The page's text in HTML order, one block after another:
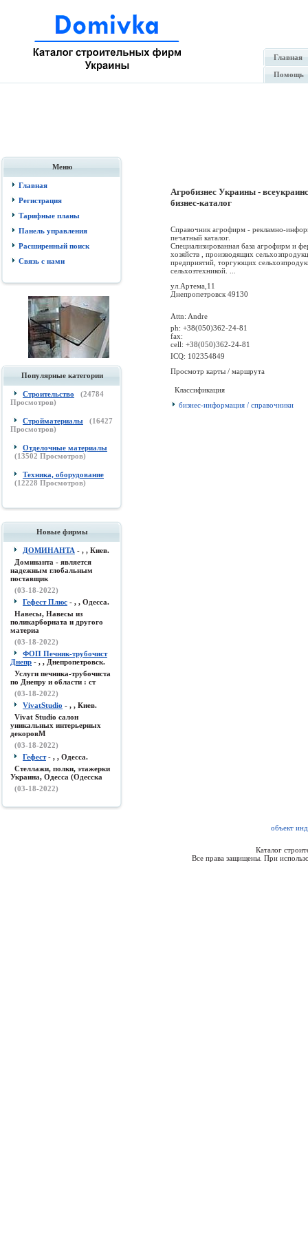
Главная
Помощь
Меню
Главная
Регистрация
Тарифные планы
Панель управления
Расширенный поиск
Связь с нами
Популярные категории
Строительство (24784
Просмотров)
Стройматериалы (16427
Просмотров)
Отделочные материалы
(13502 Просмотров)
Техника, оборудование
(12228 Просмотров)
Новые фирмы
ДОМИНАНТА - , , Киев.
Доминанта - является
надежным глобальным
поставщик
(03-18-2022)
Гефест Плюс - , , Одесса.
Навесы, Навесы из
поликарборната и другого
материа
(03-18-2022)
ФОП Печник-трубочист
Днепр - , , Днепропетровск.
Услуги печника-трубочиста
по Днепру и области : ст
(03-18-2022)
VivatStudio - , , Киев.
Vivat Studio салон
уникальных интерьерных
декоровМ
(03-18-2022)
Гефест- , , Одесса.
Стеллажи, полки, этажерки
Украина, Одесса (Одесска
(03-18-2022)
Агробизнес Украины -
бизнес-каталог
Справочник агрофирм - рекламно-
печатный каталог.
Специализированная база агрофирм и
хозяйств , производящих
предприятий, торгующих
сельхозтехникой. ...
ул.Артема,11
Днепропетровск 49130
Attn: Andre
ph: +38(050)362-24-81
fax:
cell: +38(050)362-24-81
ICQ: 102354849
Просмотр карты / маршрута
Классификация
бизнес-информация / справочники
объект
Каталог
Все права защищены. При